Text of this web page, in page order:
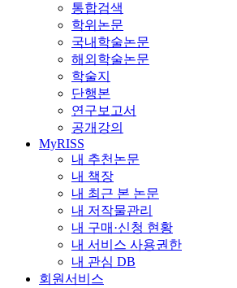
통합검색
학위논문
국내학술논문
해외학술논문
학술지
단행본
연구보고서
공개강의
MyRISS
내 추천논문
내 책장
내 최근 본 논문
내 저작물관리
내 구매·신청 현황
내 서비스 사용권한
내 관심 DB
회원서비스